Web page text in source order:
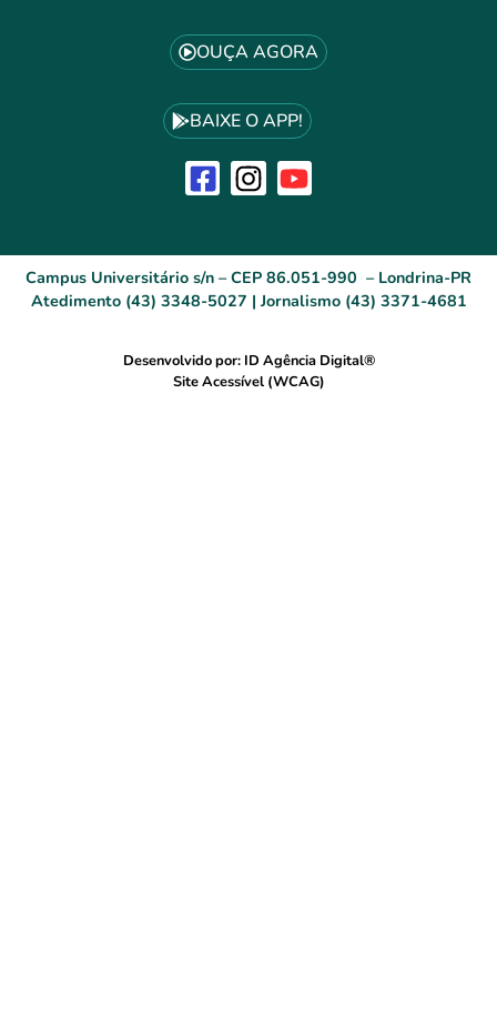
OUÇA AGORA
BAIXE O APP!
Campus Universitário s/n – CEP 86.051-990 – Londrina-PR
Atedimento (43) 3348-5027 | Jornalismo (43) 3371-4681
Desenvolvido por: ID Agência Digital®
Site Acessível (WCAG)